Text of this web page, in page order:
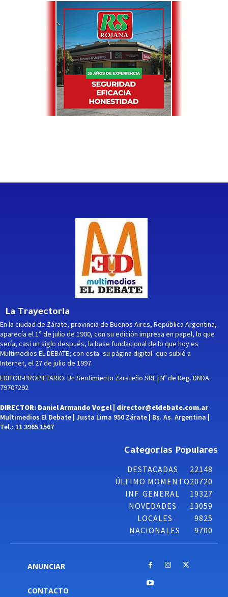
La Trayectoria
En la ciudad de Zárate, provincia de Buenos Aires, República Argentina,
aparecía el 1° de julio de 1900, con su edición impresa en papel, lo que
sería, casi un siglo después, la base fundacional de lo que hoy es
Multimedios EL DEBATE; con esta -su página digital- que subió a
Internet, el 27 de julio de 1997.
EDITOR-PROPIETARIO: Un Sentimiento Zarateño SRL | Nº de Reg. DNDA:
79707292
DIRECTOR: Daniel Armando Vogel | director@eldebate.com.ar
Multimedios El Debate | Justa Lima 950 Zárate | Bs. As. Argentina |
Tel.: 11 3965 1567
Categorías Populares
DESTACADAS
22148
ÚLTIMO MOMENTO20720
INF. GENERAL
19327
NOVEDADES
13059
LOCALES
9825
NACIONALES
9700
ANUNCIAR
CONTACTO